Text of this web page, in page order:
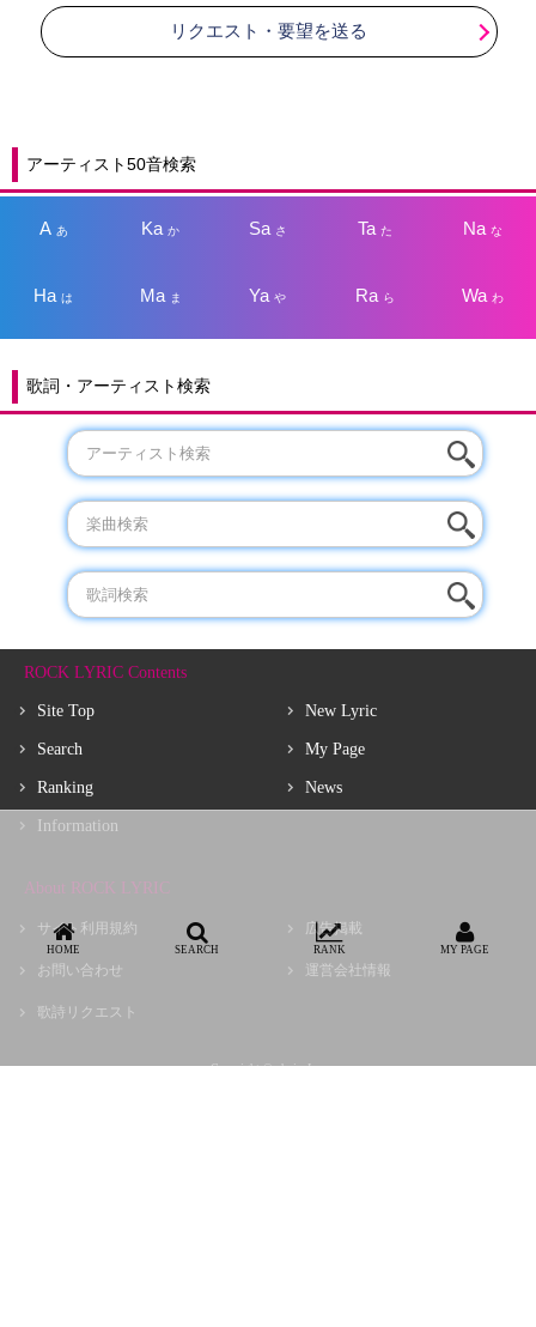
リクエスト・要望を送る
アーティスト50音検索
A あ Kaか Sa さ Taた Na な
Haは Ma ま Yaや Ra ら Wa わ
歌詞・アーティスト検索
ROCK LYRIC Contents
Site Top
Search
Ranking
Information
New Lyric
My Page
News
About ROCK LYRIC
サイト利用規約
お問い合わせ
歌詩リクエスト
広告掲載
運営会社情報
Copyright © choir, Inc.
HOME SEARCH RANK MY PAGE